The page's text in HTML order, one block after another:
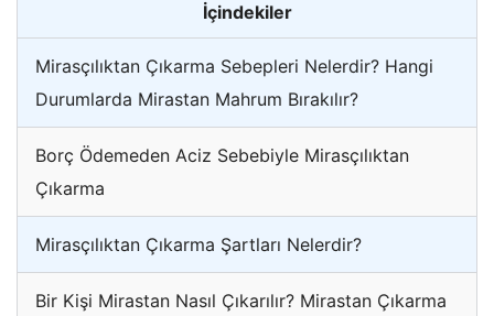
İçindekiler
Mirasçılıktan Çıkarma Sebepleri Nelerdir? Hangi
Durumlarda Mirastan Mahrum Bırakılır?
Borç Ödemeden Aciz Sebebiyle Mirasçılıktan
Çıkarma
Mirasçılıktan Çıkarma Şartları Nelerdir?
Bir Kişi Mirastan Nasıl Çıkarılır? Mirastan Çıkarma